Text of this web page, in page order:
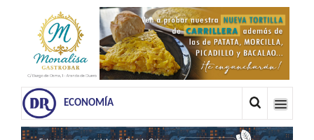
ECONOMÍA